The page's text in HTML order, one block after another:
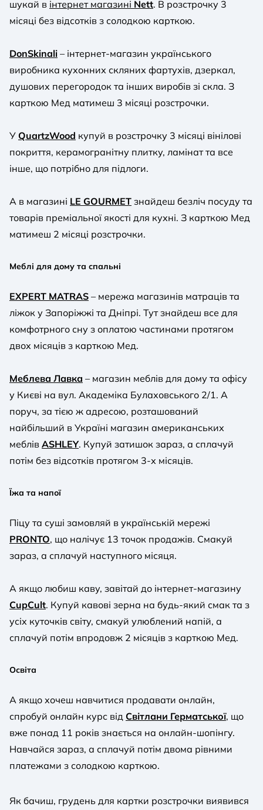
шукай в інтернет магазині Nett. В розстрочку 3
місяці без відсотків з солодкою карткою.
DonSkinali – інтернет-магазин українського
виробника кухонних скляних фартухів, дзеркал,
душових перегородок та інших виробів зі скла. З
карткою Мед матимеш 3 місяці розстрочки.
У QuartzWood купуй в розстрочку 3 місяці вінілові
покриття, керамогранітну плитку, ламінат та все
інше, що потрібно для підлоги.
А в магазині LE GOURMET знайдеш безліч посуду та
товарів преміальної якості для кухні. З карткою Мед
матимеш 2 місяці розстрочки.
Меблі для дому та спальні
EXPERT MATRAS – мережа магазинів матраців та
ліжок у Запоріжжі та Дніпрі. Тут знайдеш все для
комфотрного сну з оплатою частинами протягом
двох місяців з карткою Мед.
Меблева Лавка – магазин меблів для дому та офісу
у Києві на вул. Академіка Булаховського 2/1. А
поруч, за тією ж адресою, розташований
найбільший в Україні магазин американських
меблів ASHLEY. Купуй затишок зараз, а сплачуй
потім без відсотків протягом 3-х місяців.
Їжа та напої
Піцу та суші замовляй в українській мережі
PRONTO, що налічує 13 точок продажів. Смакуй
зараз, а сплачуй наступного місяця.
А якщо любиш каву, завітай до інтернет-магазину
CupCult. Купуй кавові зерна на будь-який смак та з
усіх куточків світу, смакуй улюблений напій, а
сплачуй потім впродовж 2 місяців з карткою Мед.
Освіта
А якщо хочеш навчитися продавати онлайн,
спробуй онлайн курс від Світлани Герматської, що
вже понад 11 років знається на онлайн-шопінгу.
Навчайся зараз, а сплачуй потім двома рівними
платежами з солодкою карткою.
Як бачиш, грудень для картки розстрочки виявився